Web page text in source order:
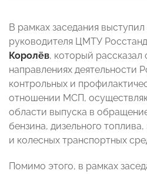
В рамках заседания выступил
руководителя ЦМТУ
Королёв, который рассказал
направлениях деятельности
контрольных и
отношении МСП,
области выпуска в
бензина, дизельного
и колесных транспортных
Помимо этого, в рамках